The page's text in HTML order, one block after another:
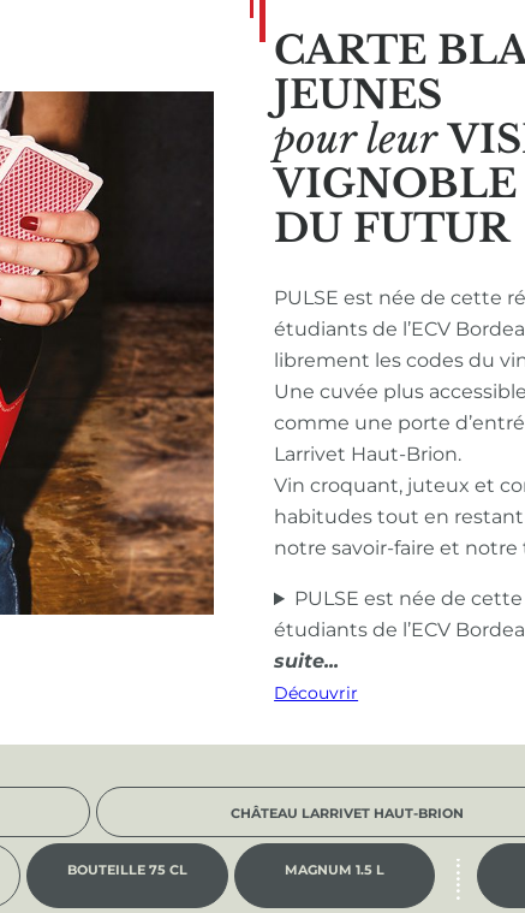
CARTE
JEUNES
pour leur
VIGNOBLE
DU FUTUR
PULSE est née de cette
étudiants de l’ECV
librement les codes du
Une cuvée plus
comme une porte
Larrivet Haut-Brion.
Vin croquant, juteux et
habitudes tout en
notre savoir-faire et notre
PULSE est née de
étudiants de l’ECV
Découvrir
CHÂTEAU LARRIVET HAUT-BRION
BOUTEILLE 75 CL MAGNUM 1.5 L